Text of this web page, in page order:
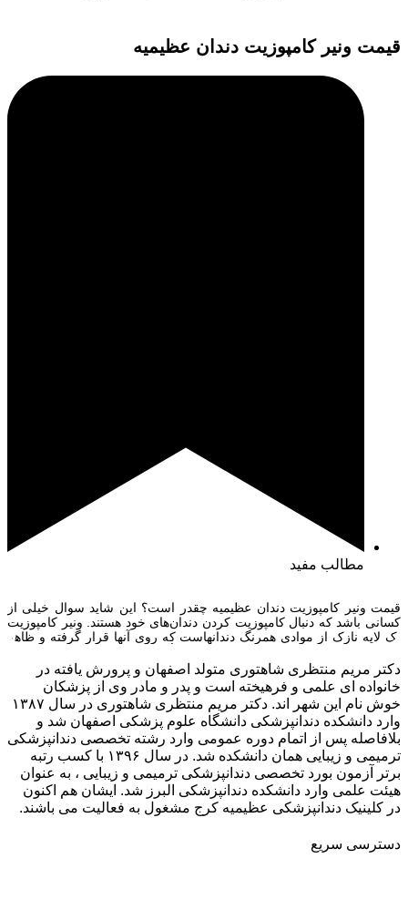
قیمت ونیر کامپوزیت دندان عظیمیه
مطالب مفید
قیمت ونیر کامپوزیت دندان عظیمیه چقدر است؟ این شاید سوال خیلی از
کسانی باشد که دنبال کامپوزیت کردن دندان‌های خود هستند. ونیر کامپوزیت
یک لایه نازک از موادی همرنگ دندانهاست که روی آنها قرار گرفته و ظاهر
دندان‌ها، کیفیت مواد و تخصص دندانپزشک […]
دکتر مریم منتظری شاهتوری متولد اصفهان و پرورش یافته در
خانواده ای علمی و فرهیخته است و پدر و مادر وی از پزشکان
خوش نام این شهر اند. دکتر مریم منتظری شاهتوری در سال ۱۳۸۷
وارد دانشکده دندانپزشکی دانشگاه علوم پزشکی اصفهان شد و
بلافاصله پس از اتمام دوره عمومی وارد رشته تخصصی دندانپزشکی
ترمیمی و زیبایی همان دانشکده شد. در سال ۱۳۹۶ با کسب رتبه
برتر آزمون بورد تخصصی دندانپزشکی ترمیمی و زیبایی ، به عنوان
هیئت علمی وارد دانشکده دندانپزشکی البرز شد. ایشان هم اکنون
در کلینیک دندانپزشکی عظیمیه کرج مشغول به فعالیت می باشند.
دسترسی سریع